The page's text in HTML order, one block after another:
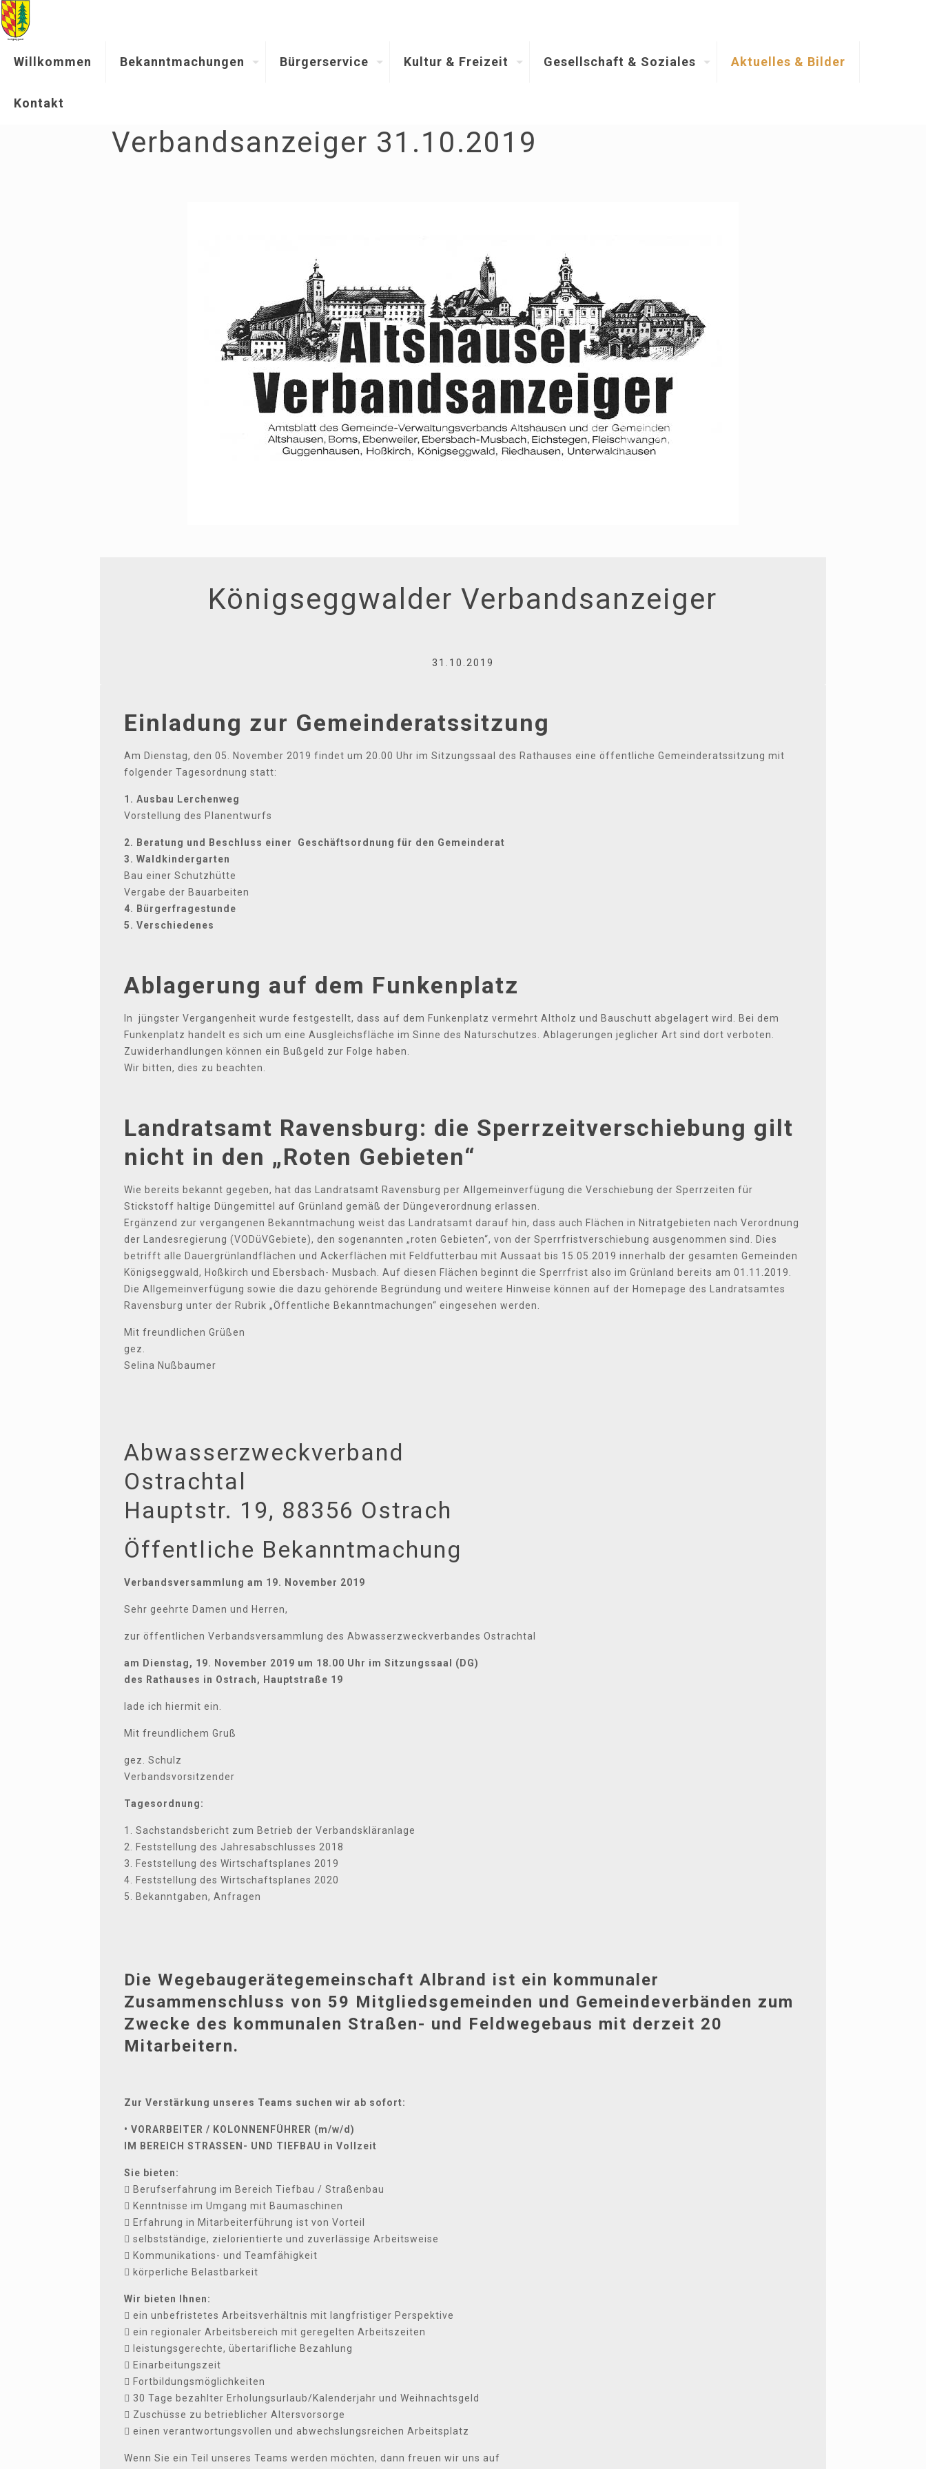
Willkommen Bekanntmachungen Bürgerservice Kultur & Freizeit Gesellschaft & Soziales Aktuelles & Bilder
Kontakt
Verbandsanzeiger 31.10.2019
Königseggwalder Verbandsanzeiger
31.10.2019
Einladung zur Gemeinderatssitzung
Am Dienstag, den 05. November 2019 findet um 20.00 Uhr im Sitzungssaal des Rathauses eine öffentliche Gemeinderatssitzung mit
folgender Tagesordnung statt:
1. Ausbau Lerchenweg
Vorstellung des Planentwurfs
2. Beratung und Beschluss einer Geschäftsordnung für den Gemeinderat
3. Waldkindergarten
Bau einer Schutzhütte
Vergabe der Bauarbeiten
4. Bürgerfragestunde
5. Verschiedenes
Ablagerung auf dem Funkenplatz
In jüngster Vergangenheit wurde festgestellt, dass auf dem Funkenplatz vermehrt Altholz und Bauschutt abgelagert wird. Bei dem
Funkenplatz handelt es sich um eine Ausgleichsfläche im Sinne des Naturschutzes. Ablagerungen jeglicher Art sind dort verboten.
Zuwiderhandlungen können ein Bußgeld zur Folge haben.
Wir bitten, dies zu beachten.
Landratsamt Ravensburg: die Sperrzeitverschiebung gilt
nicht in den „Roten Gebieten“
Wie bereits bekannt gegeben, hat das Landratsamt Ravensburg per Allgemeinverfügung die Verschiebung der Sperrzeiten für
Stickstoff haltige Düngemittel auf Grünland gemäß der Düngeverordnung erlassen.
Ergänzend zur vergangenen Bekanntmachung weist das Landratsamt darauf hin, dass auch Flächen in Nitratgebieten nach Verordnung
der Landesregierung (VODüVGebiete), den sogenannten „roten Gebieten“, von der Sperrfristverschiebung ausgenommen sind. Dies
betrifft alle Dauergrünlandflächen und Ackerflächen mit Feldfutterbau mit Aussaat bis 15.05.2019 innerhalb der gesamten Gemeinden
Königseggwald, Hoßkirch und Ebersbach- Musbach. Auf diesen Flächen beginnt die Sperrfrist also im Grünland bereits am 01.11.2019.
Die Allgemeinverfügung sowie die dazu gehörende Begründung und weitere Hinweise können auf der Homepage des Landratsamtes
Ravensburg unter der Rubrik „Öffentliche Bekanntmachungen“ eingesehen werden.
Mit freundlichen Grüßen
gez.
Selina Nußbaumer
Abwasserzweckverband
Ostrachtal
Hauptstr. 19, 88356 Ostrach
Öffentliche Bekanntmachung
Verbandsversammlung am 19. November 2019
Sehr geehrte Damen und Herren,
zur öffentlichen Verbandsversammlung des Abwasserzweckverbandes Ostrachtal
am Dienstag, 19. November 2019 um 18.00 Uhr im Sitzungssaal (DG)
des Rathauses in Ostrach, Hauptstraße 19
lade ich hiermit ein.
Mit freundlichem Gruß
gez. Schulz
Verbandsvorsitzender
Tagesordnung:
1. Sachstandsbericht zum Betrieb der Verbandskläranlage
2. Feststellung des Jahresabschlusses 2018
3. Feststellung des Wirtschaftsplanes 2019
4. Feststellung des Wirtschaftsplanes 2020
5. Bekanntgaben, Anfragen
Die Wegebaugerätegemeinschaft Albrand ist ein kommunaler
Zusammenschluss von 59 Mitgliedsgemeinden und Gemeindeverbänden zum
Zwecke des kommunalen Straßen- und Feldwegebaus mit derzeit 20
Mitarbeitern.
Zur Verstärkung unseres Teams suchen wir ab sofort:
• VORARBEITER / KOLONNENFÜHRER (m/w/d)
IM BEREICH STRASSEN- UND TIEFBAU in Vollzeit
Sie bieten:
 Berufserfahrung im Bereich Tiefbau / Straßenbau
 Kenntnisse im Umgang mit Baumaschinen
 Erfahrung in Mitarbeiterführung ist von Vorteil
 selbstständige, zielorientierte und zuverlässige Arbeitsweise
 Kommunikations- und Teamfähigkeit
 körperliche Belastbarkeit
Wir bieten Ihnen:
 ein unbefristetes Arbeitsverhältnis mit langfristiger Perspektive
 ein regionaler Arbeitsbereich mit geregelten Arbeitszeiten
 leistungsgerechte, übertarifliche Bezahlung
 Einarbeitungszeit
 Fortbildungsmöglichkeiten
 30 Tage bezahlter Erholungsurlaub/Kalenderjahr und Weihnachtsgeld
 Zuschüsse zu betrieblicher Altersvorsorge
 einen verantwortungsvollen und abwechslungsreichen Arbeitsplatz
Wenn Sie ein Teil unseres Teams werden möchten, dann freuen wir uns auf